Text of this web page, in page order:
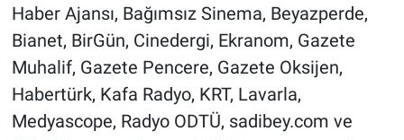
Haber Ajansı, Bağımsız Sinema, Beyazperde,
Bianet, BirGün, Cinedergi, Ekranom, Gazete
Muhalif, Gazete Pencere, Gazete Oksijen,
Habertürk, Kafa Radyo, KRT, Lavarla,
Medyascope, Radyo ODTÜ, sadibey.com ve
Türkiye'nin Gündemi
Yerel Gündem